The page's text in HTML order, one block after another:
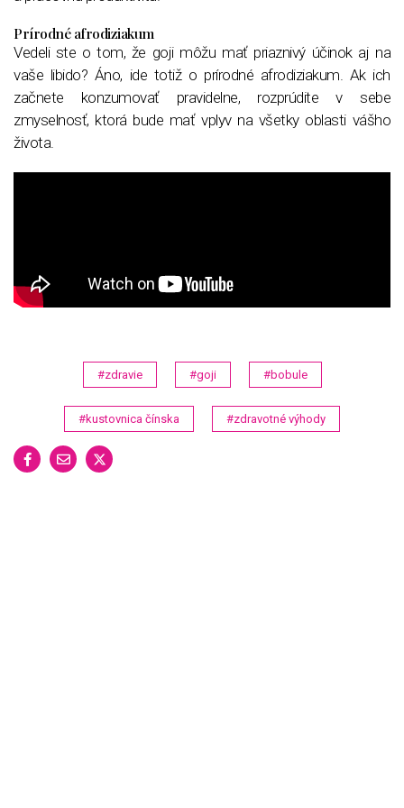
Prírodné afrodiziakum
Vedeli ste o tom, že goji môžu mať priaznivý účinok aj na
vaše libido? Áno, ide totiž o prírodné afrodiziakum. Ak ich
začnete konzumovať pravidelne, rozprúdite v sebe
zmyselnosť, ktorá bude mať vplyv na všetky oblasti vášho
života.
#zdravie #goji #bobule
#kustovnica čínska #zdravotné výhody